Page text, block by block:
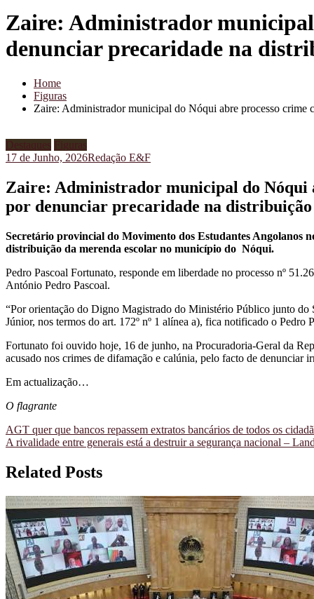
Zaire: Administrador
denunciar precaridade na
Home
Figuras
Zaire: Administrador municipal do Nóqui abre processo
Destaques Figuras
17 de Junho, 2026Redação E&F
Zaire: Administrador municipal do Nóqui
por denunciar precaridade na distribuição
Secretário provincial do Movimento dos Estudantes
distribuição da merenda escolar no município do Nóqui.
Pedro Pascoal Fortunato, responde em liberdade no processo nº
António Pedro Pascoal.
“Por orientação do Digno Magistrado do Ministério Público junto
Júnior, nos termos do art. 172º nº 1 alínea a), fica notificado o Pedro
Fortunato foi ouvido hoje, 16 de junho, na Procuradoria-Geral da
acusado nos crimes de difamação e calúnia, pelo facto de denunciar
Em actualização…
O flagrante
Navegação
de
artigos
AGT quer que bancos repassem extratos bancários de todos os
A rivalidade entre generais está a destruir a segurança nacional –
Related Posts